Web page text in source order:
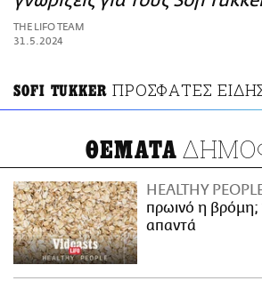
ΑΜΠΑ
PRINT
THE LIFO TEAM
31.5.2024
SOFI TUKKER ΠΡΟΣΦΑΤΕΣ
ΘΕΜΑΤΑ
HEALTHY
πρωινό η βρόμη;
απαντά